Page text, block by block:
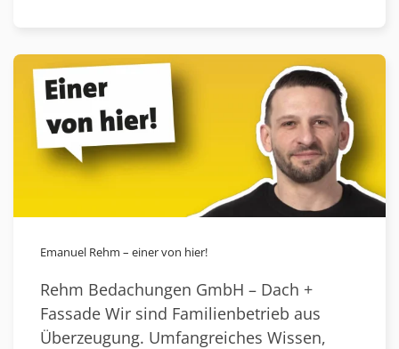
Emanuel Rehm – einer von hier!
Rehm Bedachungen GmbH – Dach +
Fassade Wir sind Familienbetrieb aus
Überzeugung. Umfangreiches Wissen,